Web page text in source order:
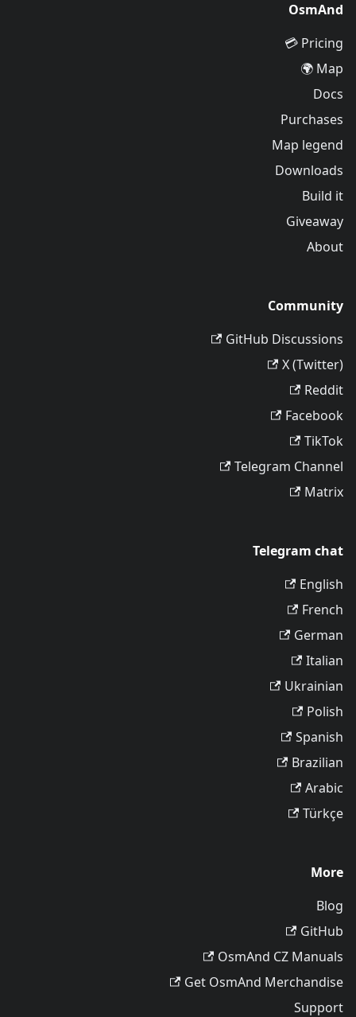
OsmAnd
Pricing 💳
Map 🌍
Docs
Purchases
Map legend
Downloads
Build it
Giveaway
About
Community
GitHub Discussions
X (Twitter)
Reddit
Facebook
TikTok
Telegram Channel
Matrix
Telegram chat
English
French
German
Italian
Ukrainian
Polish
Spanish
Brazilian
Arabic
Türkçe
More
Blog
GitHub
OsmAnd CZ Manuals
Get OsmAnd Merchandise
Support